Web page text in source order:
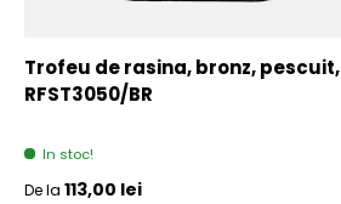
Trofeu de rasina, bronz, pescuit,
RFST3050/BR
In stoc!
Pret initial
De la 113,00 lei